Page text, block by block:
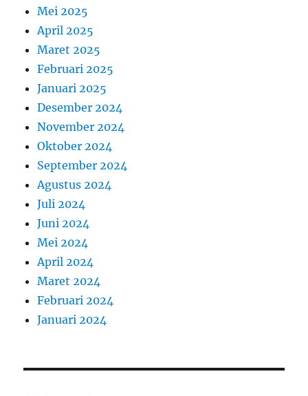
Mei 2025
April 2025
Maret 2025
Februari 2025
Januari 2025
Desember 2024
November 2024
Oktober 2024
September 2024
Agustus 2024
Juli 2024
Juni 2024
Mei 2024
April 2024
Maret 2024
Februari 2024
Januari 2024